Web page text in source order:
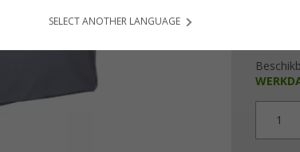
1
SELECT ANOTHER LANGUAGE